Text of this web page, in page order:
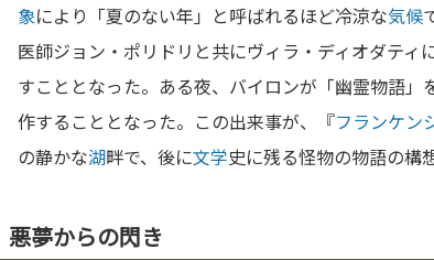
象により「夏のない年」と呼ばれるほど冷涼な気候
医師ジョン・ポリドリと共にヴィラ・ディオダティ
すこととなった。ある夜、バイロンが「幽霊物語
作することとなった。この出来事が、『フランケン
の静かな湖畔で、後に文学史に残る怪物の物語の構
悪夢からの閃き